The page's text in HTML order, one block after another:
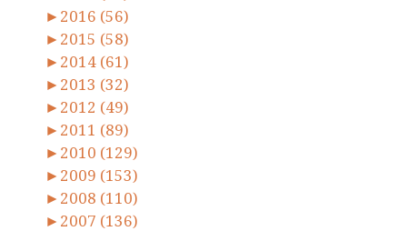
► 2016 (56)
► 2015 (58)
► 2014 (61)
► 2013 (32)
► 2012 (49)
► 2011 (89)
► 2010 (129)
► 2009 (153)
► 2008 (110)
► 2007 (136)